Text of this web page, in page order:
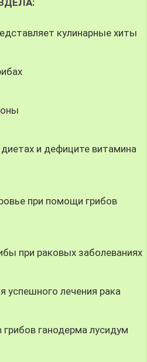
кулинарные хиты
и дефиците витамина
при помощи грибов
при раковых заболеваниях
успешного лечения рака
ганодерма лусидум